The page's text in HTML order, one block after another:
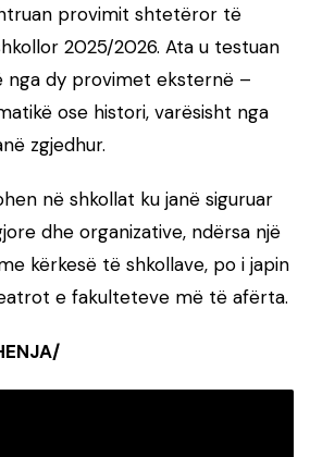
provimit shtetëror të
2025/2026. Ata u testuan
nga dy provimet eksternë –
ose histori, varësisht nga
zgjedhur.
në shkollat ku janë siguruar
dhe organizative, ndërsa një
kërkesë të shkollave, po i japin
e fakulteteve më të afërta.